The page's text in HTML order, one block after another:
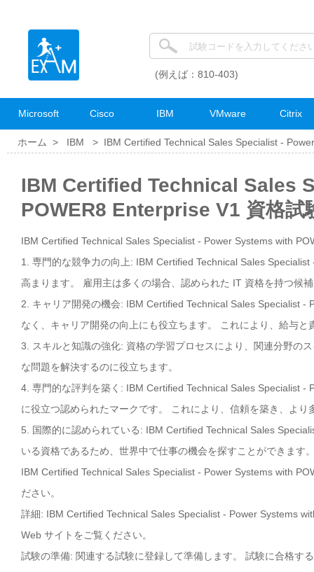
(例えば：810-403)
Microsoft Cisco IBM VMware Citrix
ホーム > IBM > IBM Certified Technical Sales Specialist -
IBM Certified Technical Sales
POWER8 Enterprise V1 資格試
IBM Certified Technical Sales Specialist - Power Systems with
1. 専門的な競争力の向上: IBM Certified Technical Sales
高まります。 雇用主は多くの場合、認められた IT 資格を持つ候
2. キャリア開発の機会: IBM Certified Technical Sales Specialist
なく、キャリア開発の向上にも役立ちます。 これにより、給与
3. スキルと知識の強化: 資格の学習プロセスにより、関連分野の
な問題を解決するのに役立ちます。
4. 専門的な評判を築く: IBM Certified Technical Sales Specialist
に役立つ認められたマークです。 これにより、信頼を築き、よ
5. 国際的に認められている: IBM Certified Technical Sales
いる資格であるため、世界中で仕事の機会を探すことができます
IBM Certified Technical Sales Specialist - Power Systems with
ださい。
詳細: IBM Certified Technical Sales Specialist - Power Systems
Web サイトをご覧ください。
試験の準備: 関連する試験に登録して準備します。 試験に合格す